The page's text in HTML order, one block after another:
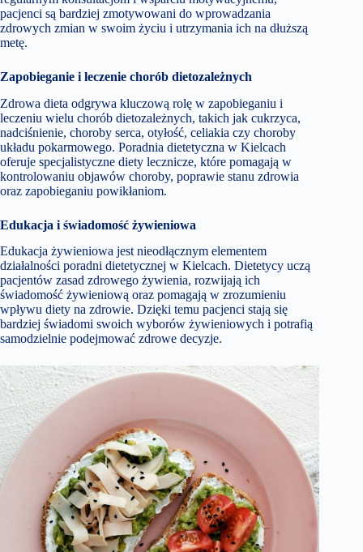
pacjenci są bardziej zmotywowani do wprowadzania
zdrowych zmian w swoim życiu i utrzymania ich na dłuższą
metę.
Zapobieganie i leczenie chorób dietozależnych
Zdrowa dieta odgrywa kluczową rolę w zapobieganiu i
leczeniu wielu chorób dietozależnych, takich jak cukrzyca,
nadciśnienie, choroby serca, otyłość, celiakia czy choroby
układu pokarmowego. Poradnia dietetyczna w Kielcach
oferuje specjalistyczne diety lecznicze, które pomagają w
kontrolowaniu objawów choroby, poprawie stanu zdrowia
oraz zapobieganiu powikłaniom.
Edukacja i świadomość żywieniowa
Edukacja żywieniowa jest nieodłącznym elementem
działalności poradni dietetycznej w Kielcach. Dietetycy uczą
pacjentów zasad zdrowego żywienia, rozwijają ich
świadomość żywieniową oraz pomagają w zrozumieniu
wpływu diety na zdrowie. Dzięki temu pacjenci stają się
bardziej świadomi swoich wyborów żywieniowych i potrafią
samodzielnie podejmować zdrowe decyzje.